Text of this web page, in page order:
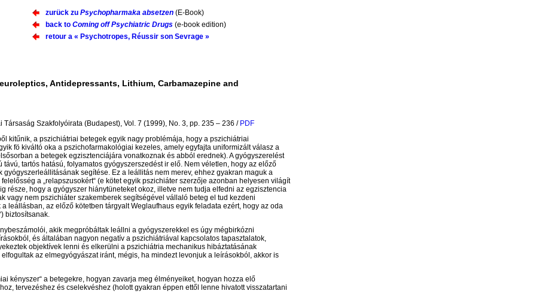
zurück zu Psychopharmaka absetzen (E-Book)
back to Coming off Psychiatric Drugs (e-book edition)
retour a « Psychotropes, Réussir son Sevrage »
Antidepressants, Lithium, Carbamazepine and
Szakfolyóirata (Budapest), Vol. 7 (1999), No. 3, pp. 235 – 236 / PDF
kitűnik, a pszichiátriai betegek egyik nagy problémája, hogy a pszichiátriai
fö kiváltó oka a pszichofarmakológiai kezeles, amely egyfajta uniformizált válasz a
a betegek egzisztenciájára vonatkoznak és abból erednek). A gyógyszerelést
tartós hatású, folyamatos gyógyszerszedést ir elő. Nem véletlen, hogy az előző
segítése. Ez a leállitás nem merev, ehhez gyakran maguk a
a „relapszusokért“ (e kötet egyik pszichiáter szerzője azonban helyesen világít
hogy a gyógyszer hiánytüneteket okoz, illetve nem tudja elfedni az egzisztencia
nem pszichiáter szakemberek segítségével vállaló beteg el tud kezdeni
leállásban, az előző kötetben tárgyalt Weglaufhaus egyik feladata ezért, hogy az oda
biztosítsanak.
akik megpróbáltak leállni a gyógyszerekkel es úgy mégbirkózni
és általában nagyon negatív a pszichiátriával kapcsolatos tapasztalatok,
objektívek lenni és elkerülni a pszichiátria mechanikus hibáztatásának
az elmegyógyászat iránt, mégis, ha mindezt levonjuk a leírásokból, akkor is
kényszer“ a betegekre, hogyan zavarja meg élményeiket, hogyan hozza elő
tervezéshez és cselekvéshez (holott gyakran éppen ettől lenne hivatott visszatartani